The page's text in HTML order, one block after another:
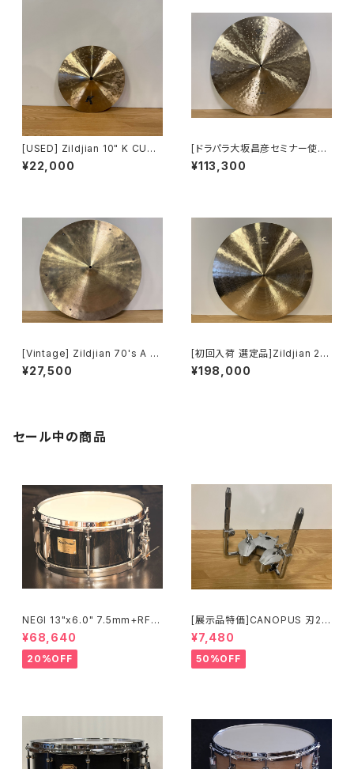
[USED] Zildjian 10" K CUST
OM DARK SPLASH KC-10
DARKSP
¥22,000
[ドラパラ大坂昌彦セミナー使用]
Zildjian 22" K CONSTANTI
NOPLE THIN RIDE OVERHA
¥113,300
[Vintage] Zildjian 70's A 2
0" SWISH
¥27,500
[初回入荷 選定品]Zildjian 22"
Kerope Medium Thin High
Ride
¥198,000
セール中の商品
NEGI 13"x6.0" 7.5mm+RF
ビーチスネア S-B75R1360D8
-S2BK
¥68,640
20%OFF
[展示品特価]CANOPUS 刃2専
用ダブルタムクランプ Y-WTC
¥7,480
50%OFF